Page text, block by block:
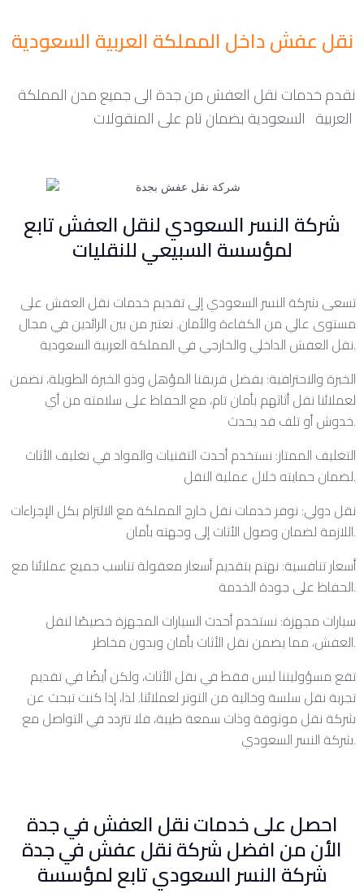
نقل عفش داخل المملكة العربية السعودية
نقدم خدمات نقل العفش من جدة الى جميع مدن المملكة
شركة النسر السعودي لنقل العفش تابع
لمؤسسة السبيعي للنقليات
تسعى شركة النسر السعودي إلى تقديم خدمات نقل العفش على
مستوى عالي من الكفاءة والأمان. نعتبر من بين الرائدين في مجال
نقل العفش الداخلي والخارجي في المملكة العربية السعودية.
الخبرة والاحترافية: بفضل فريقنا المؤهل وذو الخبرة الطويلة، نضمن
لعملائنا نقل أثاثهم بأمان تام، مع الحفاظ على سلامته من أي
خدوش أو تلف قد يحدث.
التغليف الممتاز: نستخدم أحدث التقنيات والمواد في تغليف الأثاث
لضمان حمايته خلال عملية النقل.
نقل دولي: نوفر خدمات نقل خارج المملكة مع الالتزام بكل الإجراءات
اللازمة لضمان وصول الأثاث إلى وجهته بأمان.
أسعار تنافسية: نهتم بتقديم أسعار معقولة تناسب جميع عملائنا مع
الحفاظ على جودة الخدمة.
سيارات مجهزة: نستخدم أحدث السيارات المجهزة خصيصًا لنقل
العفش، مما يضمن نقل الأثاث بأمان وبدون مخاطر.
تقع مسؤوليتنا ليس فقط في نقل الأثاث، ولكن أيضًا في تقديم
تجربة نقل سلسة وخالية من التوتر لعملائنا. لذا، إذا كنت تبحث عن
شركة نقل موثوقة وذات سمعة طيبة، فلا تتردد في التواصل مع
شركة النسر السعودي.
احصل على خدمات نقل العفش في جدة
الأن من افضل شركة نقل عفش في جدة
شركة النسر السعودي تابع لمؤسسة